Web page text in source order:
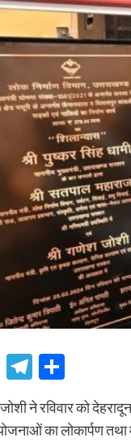
X Telegram
ने रविवार को
का लोकार्पण